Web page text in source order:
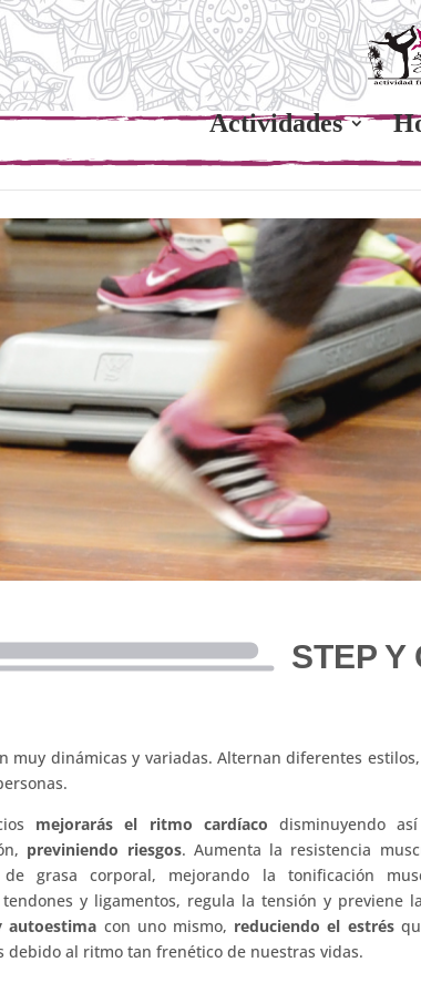
Actividades
STEP Y
muy dinámicas y variadas. Alternan diferentes
mejorarás el ritmo cardíaco disminuyendo
previniendo riesgos. Aumenta la resistencia
grasa corporal, mejorando la tonificación
y ligamentos, regula la tensión y previene
autoestima con uno mismo, reduciendo el estrés
debido al ritmo tan frenético de nuestras vidas.